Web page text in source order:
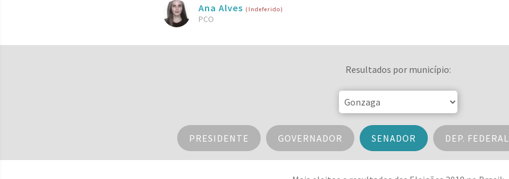
Ana Alves (Indeferido)
PCO
Resultados por município:
PRESIDENTE GOVERNADOR SENADOR DEP. FEDERAL